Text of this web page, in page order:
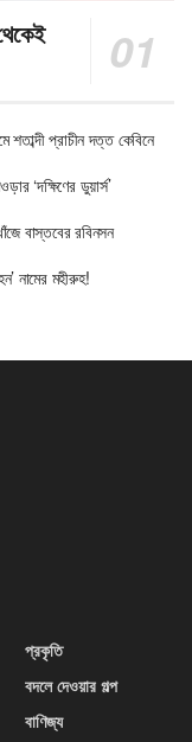
প্রাচীন দত্ত কেবিনে
‘দক্ষিণের ডুয়ার্স’
বাস্তবের রবিনসন
নামের মহীরুহ!
প্রকৃতি
বদলে দেওয়ার গল্প
বাণিজ্য